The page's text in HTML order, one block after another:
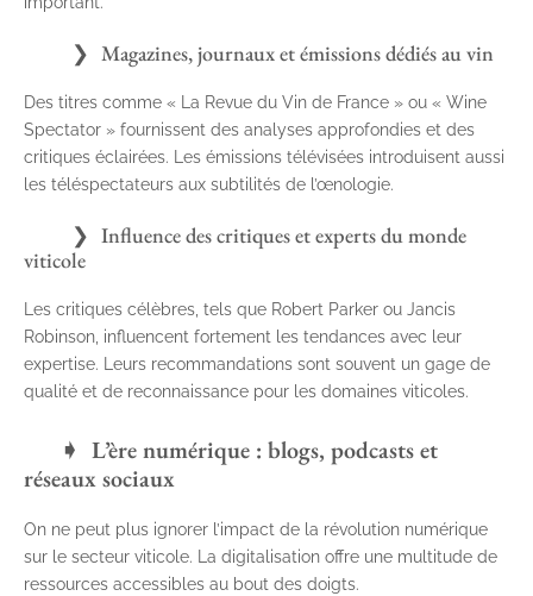
Magazines, journaux et émissions dédiés au vin
Des titres comme « La Revue du Vin de France » ou « Wine
Spectator » fournissent des analyses approfondies et des
critiques éclairées. Les émissions télévisées introduisent aussi
les téléspectateurs aux subtilités de l’œnologie.
Influence des critiques et experts du monde
viticole
Les critiques célèbres, tels que Robert Parker ou Jancis
Robinson, influencent fortement les tendances avec leur
expertise. Leurs recommandations sont souvent un gage de
qualité et de reconnaissance pour les domaines viticoles.
L’ère numérique : blogs, podcasts et
réseaux sociaux
On ne peut plus ignorer l’impact de la révolution numérique
sur le secteur viticole. La digitalisation offre une multitude de
ressources accessibles au bout des doigts.